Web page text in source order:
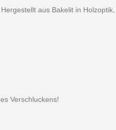
aus Bakelit in
Verschluckens!